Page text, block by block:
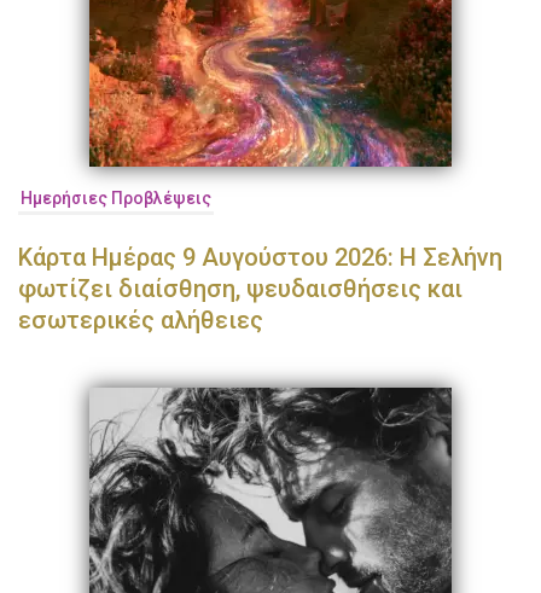
Ημερήσιες Προβλέψεις
Κάρτα Ημέρας 9 Αυγούστου 2026: Η Σελήνη
φωτίζει διαίσθηση, ψευδαισθήσεις και
εσωτερικές αλήθειες